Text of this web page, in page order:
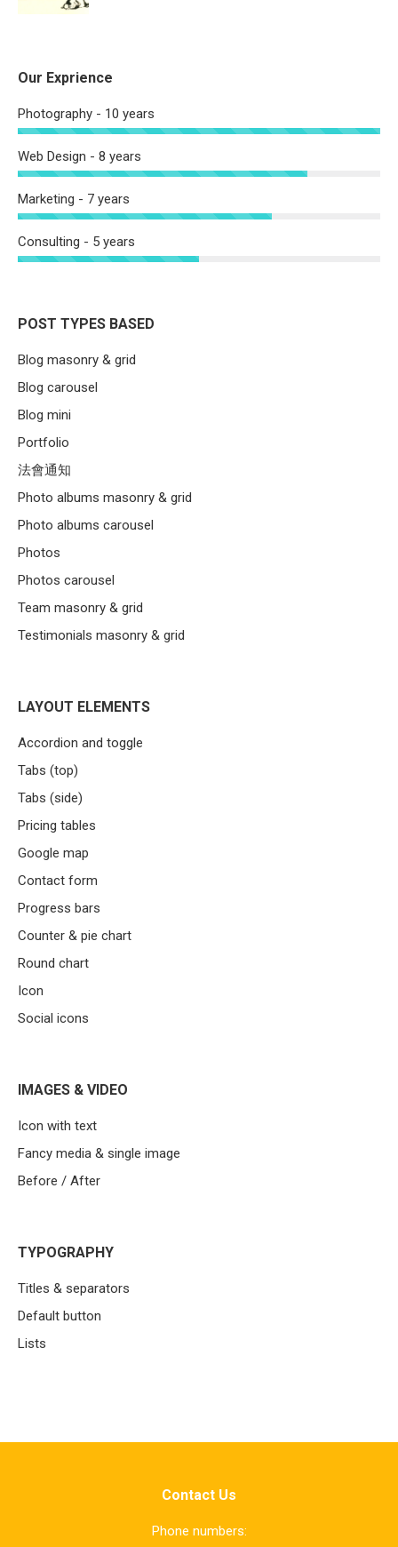
Our Exprience
Photography - 10 years
Web Design - 8 years
Marketing - 7 years
Consulting - 5 years
POST TYPES BASED
Blog masonry & grid
Blog carousel
Blog mini
Portfolio
法會通知
Photo albums masonry & grid
Photo albums carousel
Photos
Photos carousel
Team masonry & grid
Testimonials masonry & grid
LAYOUT ELEMENTS
Accordion and toggle
Tabs (top)
Tabs (side)
Pricing tables
Google map
Contact form
Progress bars
Counter & pie chart
Round chart
Icon
Social icons
IMAGES & VIDEO
Icon with text
Fancy media & single image
Before / After
TYPOGRAPHY
Titles & separators
Default button
Lists
Contact Us
Phone numbers: